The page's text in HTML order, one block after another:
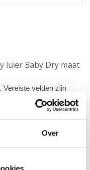
Over
luier Baby Dry maat
Vereiste velden zijn